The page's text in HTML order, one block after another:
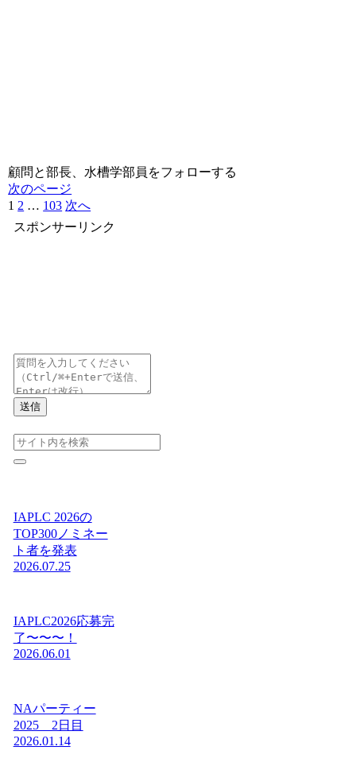
顧問と部長、水槽学部員をフォローする
次のページ
1 2 … 103 次へ
スポンサーリンク
送信
IAPLC 2026の
TOP300ノミネー
ト者を発表
2026.07.25
IAPLC2026応募完
了〜〜〜！
2026.06.01
NAパーティー
2025 2日目
2026.01.14